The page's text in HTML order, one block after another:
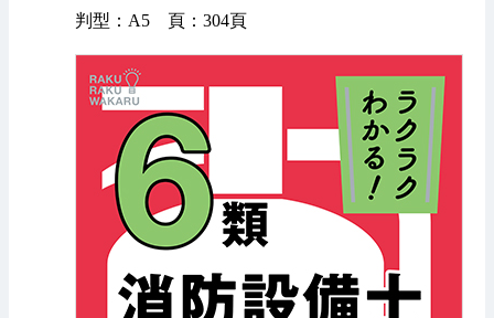
判型：A5 頁：304頁